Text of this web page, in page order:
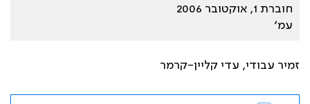
חוברת 1, אוקטובר 2006
עמ׳
זמיר עבודי, עדי קליין-קרמר